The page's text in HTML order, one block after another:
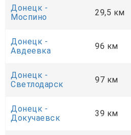
Донецк -
Моспино
29,5 км
Донецк -
Авдеевка
96 км
Донецк -
Светлодарск
97 км
Донецк -
Докучаевск
39 км